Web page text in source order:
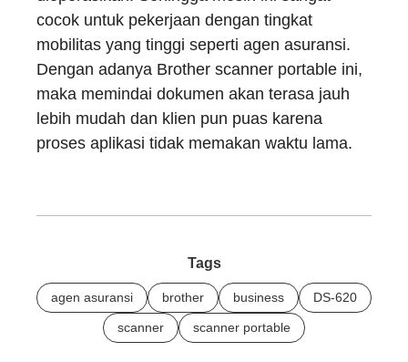
cocok untuk pekerjaan dengan tingkat
mobilitas yang tinggi seperti agen asuransi.
Dengan adanya Brother scanner portable ini,
maka memindai dokumen akan terasa jauh
lebih mudah dan klien pun puas karena
proses aplikasi tidak memakan waktu lama.
Tags
agen asuransi brother business DS-620
scanner scanner portable